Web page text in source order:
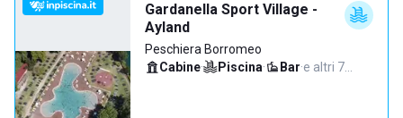
Gardanella Sport Village -
Ayland
Peschiera Borromeo
Cabine· Piscina· Bar·e altri 7…